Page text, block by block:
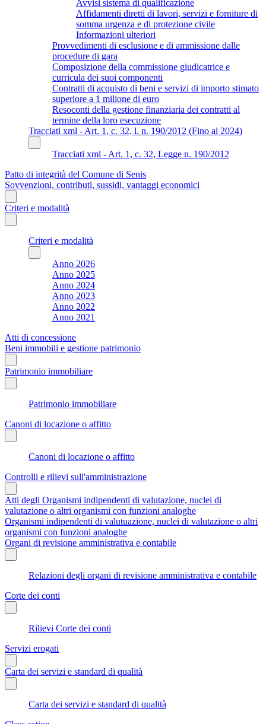
Avvisi sistema di qualificazione
Affidamenti diretti di lavori, servizi e forniture di
somma urgenza e di protezione civile
Informazioni ulteriori
Provvedimenti di esclusione e di ammissione dalle
procedure di gara
Composizione della commissione giudicatrice e
curricula dei suoi componenti
Contratti di acquisto di beni e servizi di importo stimato
superiore a 1 milione di euro
Resoconti della gestione finanziaria dei contratti al
termine della loro esecuzione
Tracciati xml - Art. 1, c. 32, l. n. 190/2012 (Fino al 2024)
Tracciati xml - Art. 1, c. 32, Legge n. 190/2012
Patto di integrità del Comune di Senis
Sovvenzioni, contributi, sussidi, vantaggi economici
Criteri e modalità
Criteri e modalità
Anno 2026
Anno 2025
Anno 2024
Anno 2023
Anno 2022
Anno 2021
Atti di concessione
Beni immobili e gestione patrimonio
Patrimonio immobiliare
Patrimonio immobiliare
Canoni di locazione o affitto
Canoni di locazione o affitto
Controlli e rilievi sull'amministrazione
Atti degli Organismi indipendenti di valutazione, nuclei di
valutazione o altri organismi con funzioni analoghe
Organismi indipendenti di valutuazione, nuclei di valutazione o altri
organismi con funzioni analoghe
Organi di revisione amministrativa e contabile
Relazioni degli organi di revisione amministrativa e contabile
Corte dei conti
Rilievi Corte dei conti
Servizi erogati
Carta dei servizi e standard di qualità
Carta dei servizi e standard di qualità